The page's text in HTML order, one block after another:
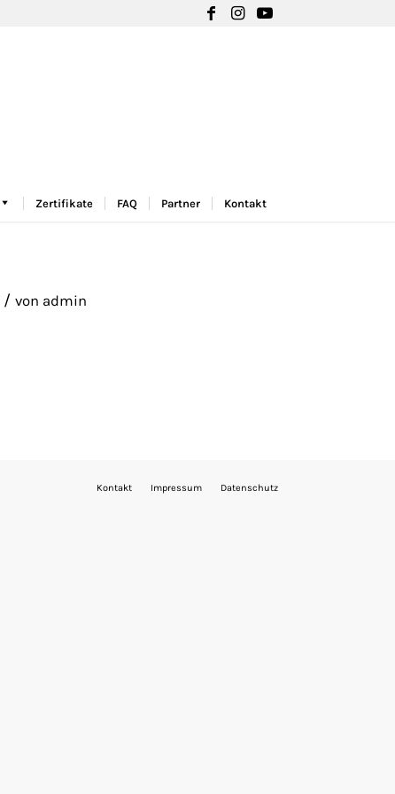
Zertifikate FAQ Partner Kontakt
/ von admin
Kontakt Impressum Datenschutz